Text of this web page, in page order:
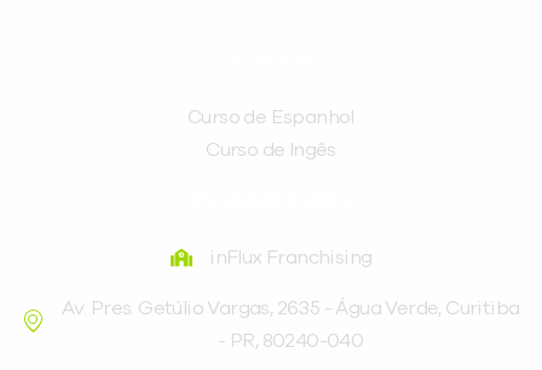
Curso de Espanhol
Curso de Ingês
inFlux Franchising
Av. Pres. Getúlio Vargas, 2635 - Água Verde, Curitiba
- PR, 80240-040